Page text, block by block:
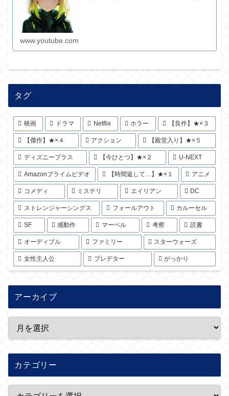
www.youtube.com
タグ
映画 ドラマ Netflix ホラー 【良作】★×３
【傑作】★×４ アクション 【殿堂入り】★×５
ディズニープラス 【今ひとつ】★×２ U-NEXT
Amazonプライムビデオ 【時間返して…】★×１ アニメ
コメディ ミステリ エイリアン DC
ストレンジャーシングス フォールアウト カルーセル
SF 感動作 マーベル 考察 読書
オーディブル ファミリー スターウォーズ
女性主人公 プレデター がっかり
アーカイブ
カテゴリー